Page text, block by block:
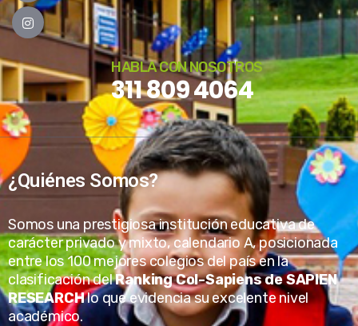
HABLA CON NOSOTROS
311 809 4064
¿Quiénes Somos?
Somos una prestigiosa institución educativa de
carácter privado y mixto, calendario A, posicionada
entre los 100 mejores colegios del país en la
clasificación delRanking Col-Sapiens de SAPIEN
RESEARCHlo que evidencia su excelente nivel
académico.